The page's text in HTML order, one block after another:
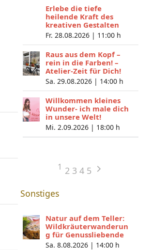
Erlebe die tiefe
heilende Kraft des
kreativen Gestalten
Fr. 28.08.2026 | 11:00 h
Raus aus dem Kopf –
rein in die Farben! –
Atelier-Zeit für Dich!
Sa. 29.08.2026 | 14:00 h
Willkommen kleines
Wunder- ich male dich
in unsere Welt!
Mi. 2.09.2026 | 18:00 h
1 2 3 4 5
Sonstiges
Natur auf dem Teller:
Wildkräuterwanderun
g für Genussliebende
Sa. 8.08.2026 | 14:00 h